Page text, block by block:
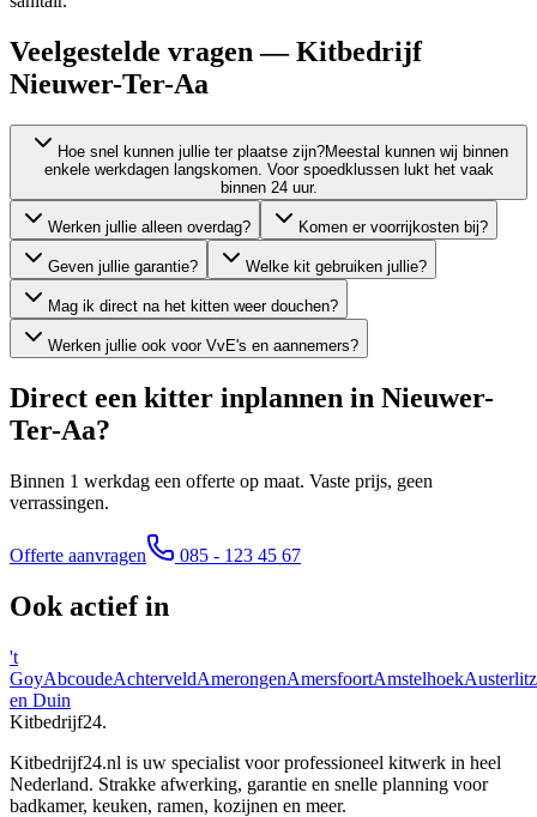
Veelgestelde vragen — Kitbedrijf
Nieuwer-Ter-Aa
Hoe snel kunnen jullie ter plaatse zijn?Meestal kunnen wij binnen
enkele werkdagen langskomen. Voor spoedklussen lukt het vaak
binnen 24 uur.
Werken jullie alleen overdag? Komen er voorrijkosten bij?
Geven jullie garantie? Welke kit gebruiken jullie?
Mag ik direct na het kitten weer douchen?
Werken jullie ook voor VvE's en aannemers?
Direct een kitter inplannen in Nieuwer-
Ter-Aa?
Binnen 1 werkdag een offerte op maat. Vaste prijs, geen
verrassingen.
Offerte aanvragen 085 - 123 45 67
Ook actief in
't
GoyAbcoudeAchterveldAmerongenAmersfoortAmstelhoekAusterlitz
en Duin
Kitbedrijf24.
Kitbedrijf24.nl is uw specialist voor professioneel kitwerk in heel
Nederland. Strakke afwerking, garantie en snelle planning voor
badkamer, keuken, ramen, kozijnen en meer.